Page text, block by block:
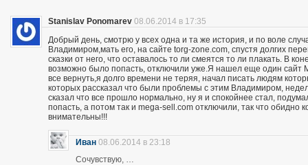
Stanislav Ponomarev 08.06.2014 в 17:35
Добрый день, смотрю у всех одна и та же история, и по воле
Владимиром,мать его, на сайте torg-zone.com, спустя долгих
сказки от него, что оставалось то ли смеятся то ли плакать. В
возможно было попасть, отключили уже.Я нашел еще один
все вернуть,я долго времени не теряя, начал писать людям
которых рассказал что были проблемы с этим Владимиром,
сказал что все прошло нормально, ну я и спокойнее стал,
попасть, а потом так и mega-sell.com отключили, так что обидно
внимательны!!!
Иван 08.06.2014 в 23:18
Сочувствую, …